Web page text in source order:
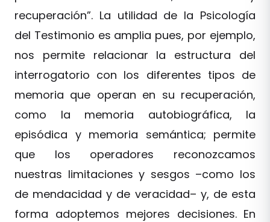
recuperación”. La utilidad de la Psicología
del Testimonio es amplia pues, por ejemplo,
nos permite relacionar la estructura del
interrogatorio con los diferentes tipos de
memoria que operan en su recuperación,
como la memoria autobiográfica, la
episódica y memoria semántica; permite
que los operadores reconozcamos
nuestras limitaciones y sesgos –como los
de mendacidad y de veracidad– y, de esta
forma adoptemos mejores decisiones. En